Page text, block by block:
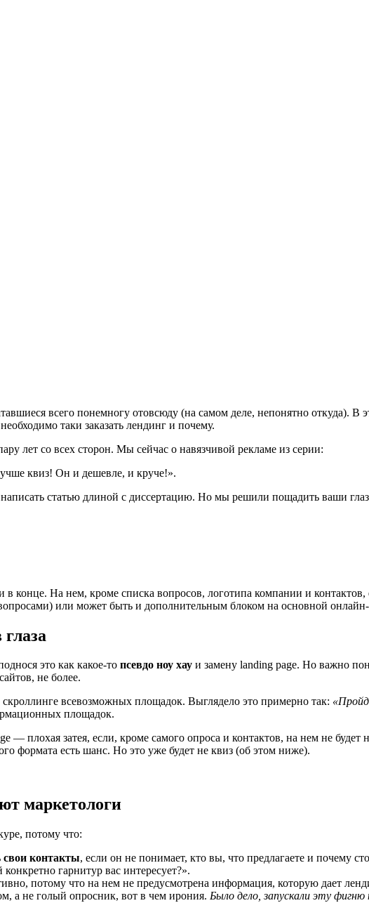
всего понемногу отовсюду (на самом деле, непонятно откуда). В
таки заказать лендинг и почему.
лет со всех сторон. Мы сейчас о навязчивой рекламе из серии:
квиз! Он и дешевле, и круче!».
статью длиной с диссертацию. Но мы решили пощадить ваши
конце. На нем, кроме списка вопросов, логотипа компании и
или может быть и дополнительным блоком на основной
это как какое-то псевдо ноу хау и замену landing page. Но важно
не более.
всевозможных площадок. Выглядело это примерно так:
площадок.
— плохая затея, если, кроме самого опроса и контактов, на нем не
формата есть шанс. Но это уже будет не квиз (об этом ниже).
маркетологи
потому что:
свои контакты, если он не понимает, кто вы, что предлагаете и почему
гарнитур вас интересует?».
потому что на нем не предусмотрена информация, которую дает
а не голый опросник, вот в чем ирония. Было дело, запускали эту фигню